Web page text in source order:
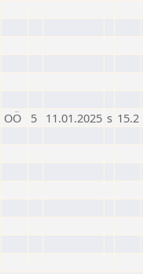
OÖ 5 11.01.2025 s 15.2